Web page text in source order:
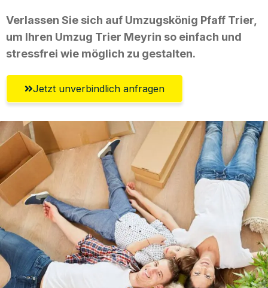
Verlassen Sie sich auf Umzugskönig Pfaff Trier,
um Ihren Umzug Trier Meyrin so einfach und
stressfrei wie möglich zu gestalten.
Jetzt unverbindlich anfragen